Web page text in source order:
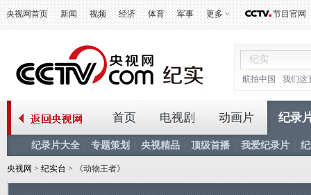
央视网首页 新闻 视频 经济 体育 军事 更多 节目官网
航拍中国 我们这
首页 电视剧 动画片 纪录
纪录片大全 专题策划 央视精品 顶级首播 我爱纪录片
央视网 > 纪实台 > 《动物王者》